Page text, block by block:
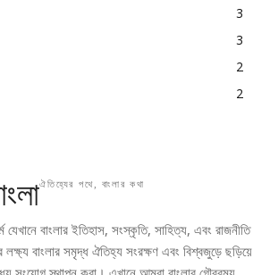
3
3
2
2
ঐতিহ্যের পথে, বাংলার কথা
যেখানে বাংলার ইতিহাস, সংস্কৃতি, সাহিত্য, এবং রাজনীতি
বাংলার সমৃদ্ধ ঐতিহ্য সংরক্ষণ এবং বিশ্বজুড়ে ছড়িয়ে